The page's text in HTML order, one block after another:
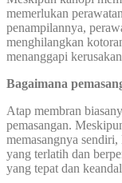
memerlukan
penampilannya,
menghilangkan
menanggapi
Bagaimana
Atap membran
pemasangan.
memasangnya
yang terlatih dan
yang tepat dan